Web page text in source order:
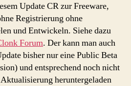
Update CR zur Freeware,
Registrierung ohne
und Entwickeln. Siehe dazu
Forum. Der kann man auch
bisher nur eine Public Beta
und entsprechend noch nicht
heruntergeladen